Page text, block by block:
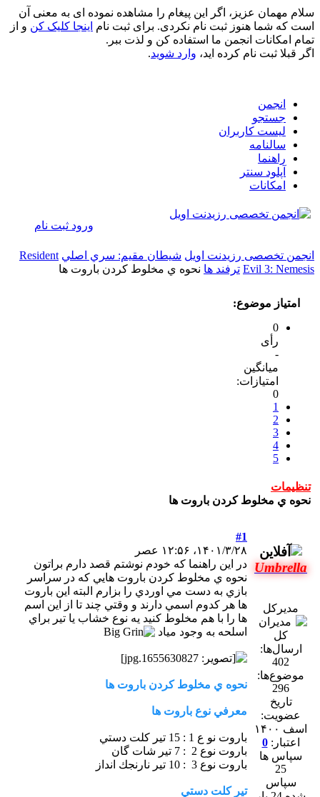
سلام مهمان عزیز، اگر این پیغام را مشاهده نموده ای به معنی آن
است که شما هنوز ثبت نام نکردی. برای ثبت نام اینجا کلیک کن و از
تمام امکانات انجمن ما استفاده کن و لذت ببر.
اگر قبلا ثبت نام کرده اید، وارد شوید.
انجمن
جستجو
لیست کاربران
سالنامه
راهنما
آپلود سنتر
امکانات
ورود ثبت نام
انجمن تخصصی رزیدنت اویل شيطان مقيم: سري اصلي Resident
Evil 3: Nemesis ترفند ها نحوه ي مخلوط كردن باروت ها
امتیاز موضوع:
0
رأی
-
میانگین
امتیازات:
0
1
2
3
4
5
تنظیمات
نحوه ي مخلوط كردن باروت ها
Umbrella
مدیرکل
ارسال‌ها:
402
موضوع‌ها:
296
تاریخ
عضویت:
اسف ۱۴۰۰
اعتبار:0
سپاس ها
25
سپاس
#1
۱۴۰۱/۳/۲۸، ۱۲:۵۶ عصر
در اين راهنما كه خودم نوشتم قصد دارم براتون
نحوه ي مخلوط كردن باروت هايي كه در سراسر
بازي به دست مي اوردي را بزارم البته اين باروت
ها هر كدوم اسمي دارند و وقتي چند تا از اين اسم
ها را با هم مخلوط كنيد يه نوع خشاب يا تير براي
اسلحه به وجود مياد
نحوه ي مخلوط كردن باروت ها
معرفي نوع باروت ها
باروت نو ع 1 : 15 تير كلت دستي
باروت نوع 2 : 7 تير شات گان
باروت نوع 3 : 10 تير نارنجك انداز
تير كلت دستي